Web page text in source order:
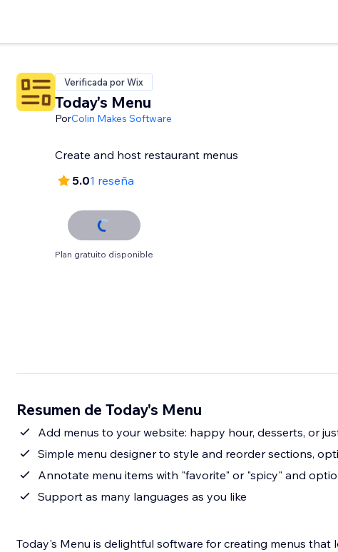
Verificada por Wix
Today's Menu
PorColin Makes Software
Create and host restaurant menus
5.01 reseña
Plan gratuito disponible
Resumen de Today's Menu
Add menus to your website: happy hour, desserts, or
Simple menu designer to style and reorder sections,
Annotate menu items with "favorite" or "spicy" and
Support as many languages as you like
Today's Menu is delightful software for creating menus